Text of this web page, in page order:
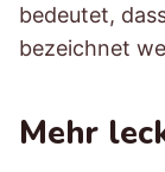
bedeutet,
bezeichnet
Mehr